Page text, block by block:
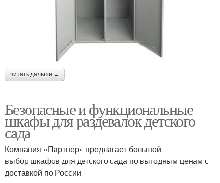
читать дальше →
Безопасные и функциональные
шкафы для раздевалок детского
сада
Компания «Партнер» предлагает большой
выбор шкафов для детского сада по выгодным ценам с
доставкой по России.